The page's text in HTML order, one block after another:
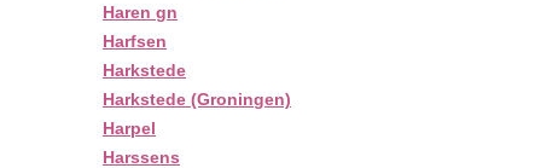
Haren gn
Harfsen
Harkstede
Harkstede (Groningen)
Harpel
Harssens